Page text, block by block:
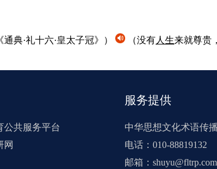
通典·礼十六·皇太子冠》） （没有人 生来就尊贵
公共服务平台
网
服务提供
中华思想文化术语传
电话：010-88819132
邮箱：shuyu@fltrp.com